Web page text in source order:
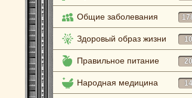
Общие заболевания
Здоровый образ жизни
Правильное питание
Народная медицина